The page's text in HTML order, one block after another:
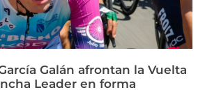
Galán afrontan la Vuelta
Leader en forma